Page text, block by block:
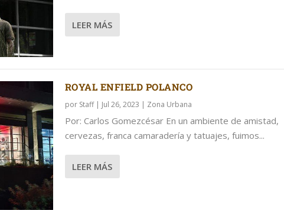
LEER MÁS
ROYAL ENFIELD POLANCO
por Staff| Jul 26, 2023 | Zona Urbana
Por: Carlos Gomezcésar En un ambiente de amistad,
cervezas, franca camaradería y tatuajes, fuimos...
LEER MÁS